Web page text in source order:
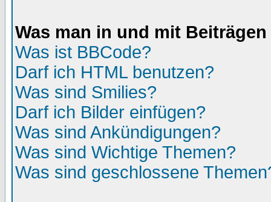
Was man in und mit
Was ist BBCode?
Darf ich HTML benutzen?
Was sind Smilies?
Darf ich Bilder einfügen?
Was sind Ankündigungen?
Was sind Wichtige Themen?
Was sind geschlossene